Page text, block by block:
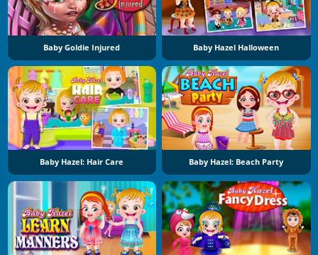
Baby Goldie Injured Baby Hazel Halloween
Baby Hazel: Hair Care Baby Hazel: Beach Party